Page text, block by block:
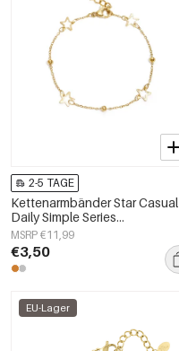
2-5 TAGE
Kettenarmbänder Star Casual
Daily Simple Series
Damenschmuck
MSRP €11,99
€3,50
EU-Lager